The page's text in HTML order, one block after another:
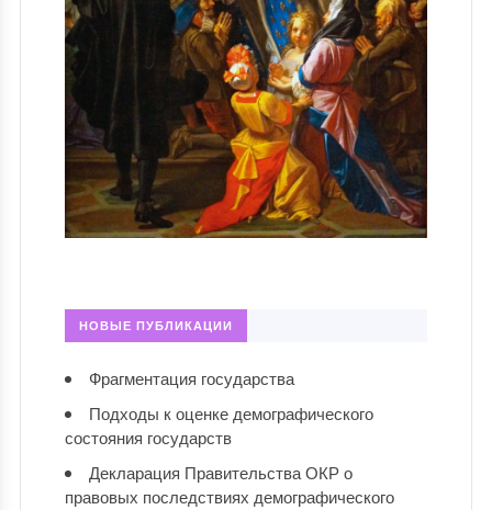
НОВЫЕ ПУБЛИКАЦИИ
Фрагментация государства
Подходы к оценке демографического
состояния государств
Декларация Правительства ОКР о
правовых последствиях демографического